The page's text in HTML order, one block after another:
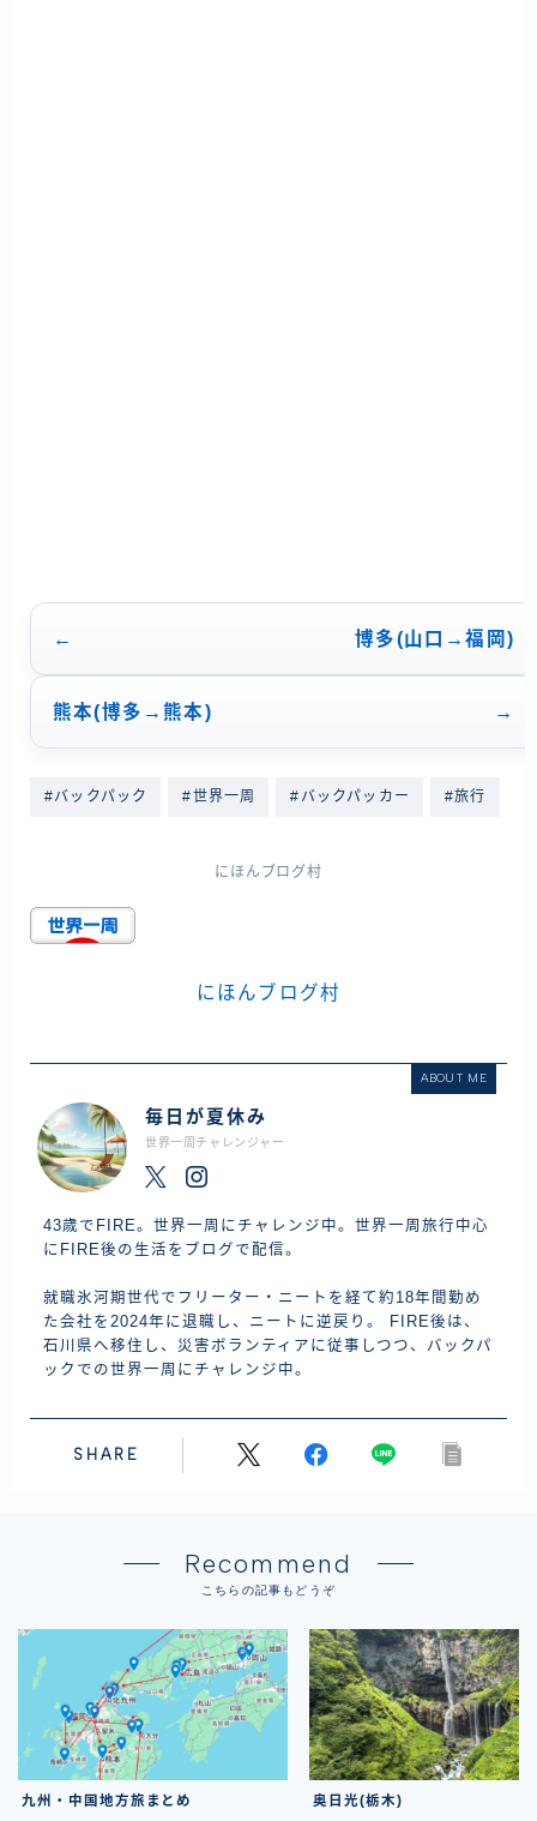
博多(山口→福岡)
熊本(博多→熊本)
#バックパック #世界一周 #バックパッカー #旅行
にほんブログ村
にほんブログ村
ABOUT ME
毎日が夏休み
世界一周チャレンジャー
43歳でFIRE。世界一周にチャレンジ中。世界一周旅行中心
にFIRE後の生活をブログで配信。
就職氷河期世代でフリーター・ニートを経て約18年間勤め
た会社を2024年に退職し、ニートに逆戻り。 FIRE後は、
石川県へ移住し、災害ボランティアに従事しつつ、バックパ
ックでの世界一周にチャレンジ中。
SHARE
Recommend
こちらの記事もどうぞ
九州・中国地方旅まとめ 奥日光(栃木)